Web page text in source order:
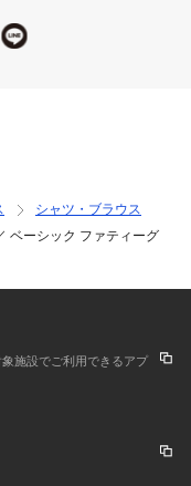
を飛躍的に高めた。
、機能的なデザイン
・ジョーンズ」「トッ
シャツ・ブラウス
ベーシック ファティーグ
施設でご利用できるアプ